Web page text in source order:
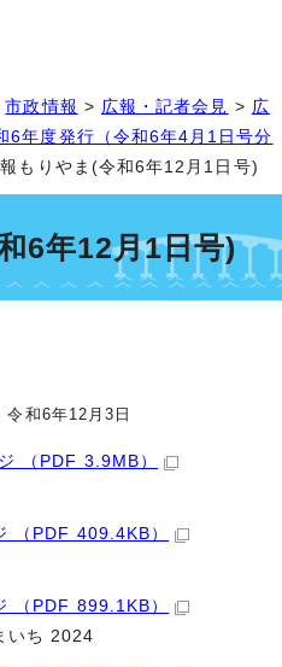
市政情報 > 広報・記者会見 > 広
6年度発行（令和6年4月1日号分
もりやま(令和6年12月1日号)
6年12月1日号)
和6年12月3日
（PDF 3.9MB）
（PDF 409.4KB）
（PDF 899.1KB）
いち 2024